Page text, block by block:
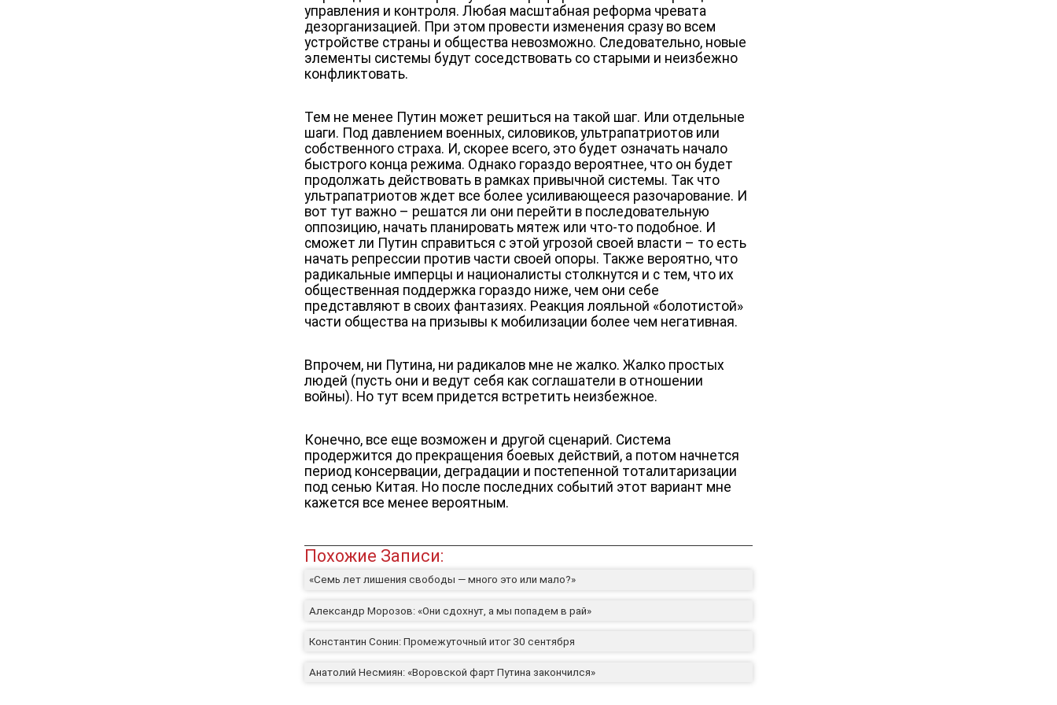
управления и контроля. Любая масштабная реформа чревата
дезорганизацией. При этом провести изменения сразу во всем
устройстве страны и общества невозможно. Следовательно, новые
элементы системы будут соседствовать со старыми и неизбежно
конфликтовать.
Тем не менее Путин может решиться на такой шаг. Или отдельные
шаги. Под давлением военных, силовиков, ультрапатриотов или
собственного страха. И, скорее всего, это будет означать начало
быстрого конца режима. Однако гораздо вероятнее, что он будет
продолжать действовать в рамках привычной системы. Так что
ультрапатриотов ждет все более усиливающееся разочарование. И
вот тут важно – решатся ли они перейти в последовательную
оппозицию, начать планировать мятеж или что-то подобное. И
сможет ли Путин справиться с этой угрозой своей власти – то есть
начать репрессии против части своей опоры. Также вероятно, что
радикальные имперцы и националисты столкнутся и с тем, что их
общественная поддержка гораздо ниже, чем они себе
представляют в своих фантазиях. Реакция лояльной «болотистой»
части общества на призывы к мобилизации более чем негативная.
Впрочем, ни Путина, ни радикалов мне не жалко. Жалко простых
людей (пусть они и ведут себя как соглашатели в отношении
войны). Но тут всем придется встретить неизбежное.
Конечно, все еще возможен и другой сценарий. Система
продержится до прекращения боевых действий, а потом начнется
период консервации, деградации и постепенной тоталитаризации
под сенью Китая. Но после последних событий этот вариант мне
кажется все менее вероятным.
Похожие Записи:
«Семь лет лишения свободы — много это или мало?»
Александр Морозов: «Они сдохнут, а мы попадем в рай»
Константин Сонин: Промежуточный итог 30 сентября
Анатолий Несмиян: «Воровской фарт Путина закончился»